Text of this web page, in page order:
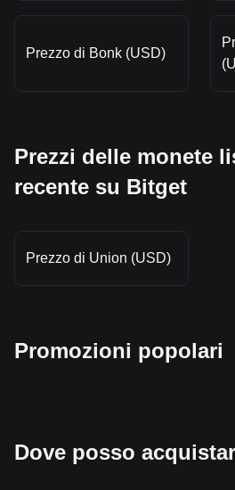
Prezzo di Bonk (USD)
Prezzi delle monete
recente su Bitget
Prezzo di Union (USD)
Promozioni popolari
Dove posso